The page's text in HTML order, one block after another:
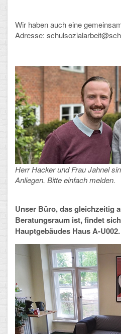
Schülervertretung
Gesamtelternvertretung
Sekretariat
Ganztagsschule
Schulsozialarbeit
Arbeitsgemeinschaften
Klima-Projekt
Elternchor
Förderverein
Ehemalige
Schulzeitung: Der Gottfried
Wir haben auch eine
Adresse:
Herr Hacker und Frau Jahnel
Anliegen. Bitte einfach melden.
Unser Büro, das gleichzeitig
Beratungsraum ist, findet
Hauptgebäudes Haus A-U002.